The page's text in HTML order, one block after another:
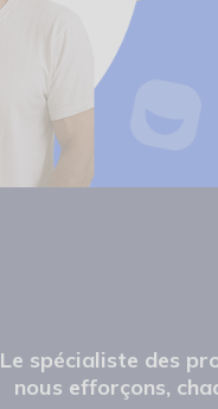
Le spécialiste des
nous efforçons,